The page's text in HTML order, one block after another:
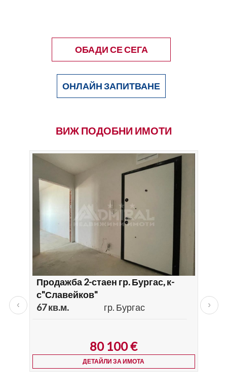
ОБАДИ СЕ СЕГА
ОНЛАЙН ЗАПИТВАНЕ
ВИЖ ПОДОБНИ ИМОТИ
Продажба 2-стаен гр. Бургас, к-
с"Славейков"
67 кв.м.
гр. Бургас
80 100€
ДЕТАЙЛИ ЗА ИМОТА
75